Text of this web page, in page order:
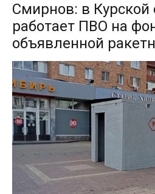
Смирнов: в Курской
работает ПВО на
объявленной